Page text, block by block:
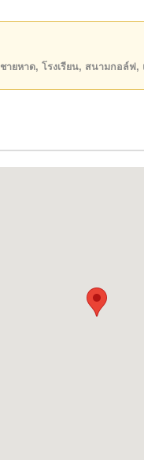
เป็นหนึ่งในโครงการ
ะเล
ยม
ายหาด, โรงเรียน, สนามกอล์